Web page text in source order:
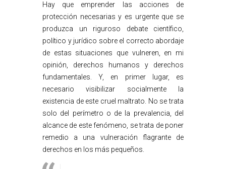
Hay que emprender las acciones de
protección necesarias y es urgente que se
produzca un riguroso debate científico,
político y jurídico sobre el correcto abordaje
de estas situaciones que vulneren, en mi
opinión, derechos humanos y derechos
fundamentales. Y, en primer lugar, es
necesario visibilizar socialmente la
existencia de este cruel maltrato. No se trata
solo del perímetro o de la prevalencia, del
alcance de este fenómeno, se trata de poner
remedio a una vulneración flagrante de
derechos en los más pequeños.